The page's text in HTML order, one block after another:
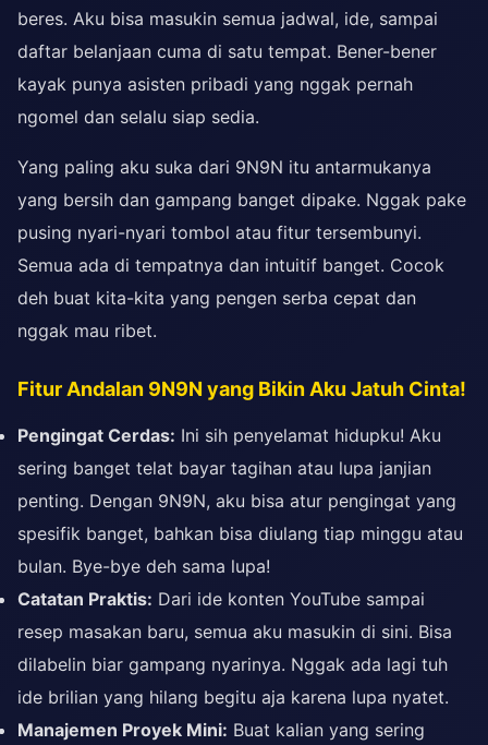
beres. Aku bisa masukin semua jadwal, ide, sampai
daftar belanjaan cuma di satu tempat. Bener-bener
kayak punya asisten pribadi yang nggak pernah
ngomel dan selalu siap sedia.
Yang paling aku suka dari 9N9N itu antarmukanya
yang bersih dan gampang banget dipake. Nggak pake
pusing nyari-nyari tombol atau fitur tersembunyi.
Semua ada di tempatnya dan intuitif banget. Cocok
deh buat kita-kita yang pengen serba cepat dan
nggak mau ribet.
Fitur Andalan 9N9N yang Bikin Aku Jatuh Cinta!
Pengingat Cerdas: Ini sih penyelamat hidupku! Aku
sering banget telat bayar tagihan atau lupa janjian
penting. Dengan 9N9N, aku bisa atur pengingat yang
spesifik banget, bahkan bisa diulang tiap minggu atau
bulan. Bye-bye deh sama lupa!
Catatan Praktis: Dari ide konten YouTube sampai
resep masakan baru, semua aku masukin di sini. Bisa
dilabelin biar gampang nyarinya. Nggak ada lagi tuh
ide brilian yang hilang begitu aja karena lupa nyatet.
Manajemen Proyek Mini: Buat kalian yang sering